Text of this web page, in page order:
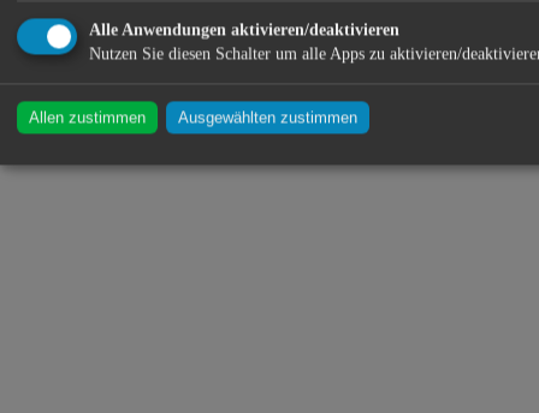
Alle Anwendungen aktivieren/deaktivieren
Nutzen Sie diesen Schalter um alle Apps zu aktivieren/
Allen zustimmen Ausgewählten zustimmen